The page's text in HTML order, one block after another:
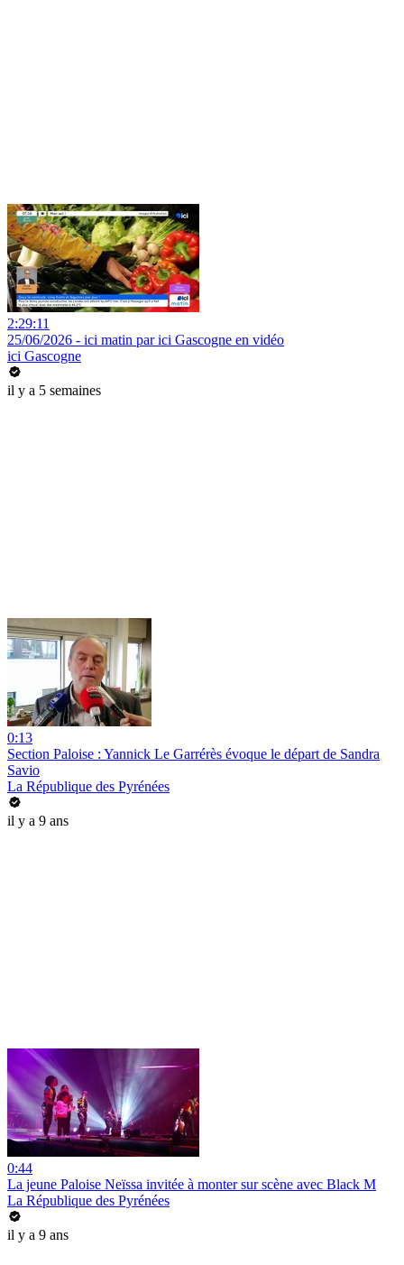
2:29:11
25/06/2026 - ici matin par ici Gascogne en vidéo
ici Gascogne
il y a 5 semaines
0:13
Section Paloise : Yannick Le Garrérès évoque le départ de Sandra
Savio
La République des Pyrénées
il y a 9 ans
0:44
La jeune Paloise Neïssa invitée à monter sur scène avec Black M
La République des Pyrénées
il y a 9 ans